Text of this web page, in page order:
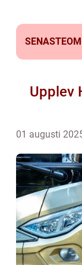
Upplev
01 augusti